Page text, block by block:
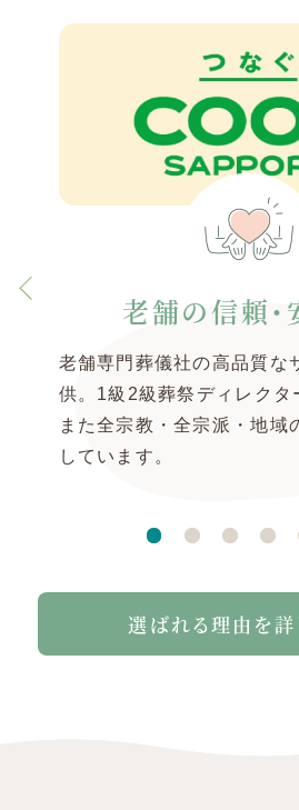
老舗の信頼・
老舗専門葬儀社の高品質な
供。1級2級葬祭ディレクタ
また全宗教・全宗派・地域
しています。
選ばれる理由を詳